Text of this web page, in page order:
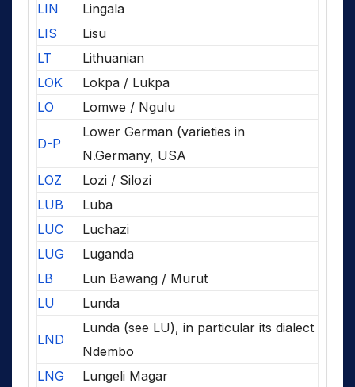
LIN
Lingala
LIS
Lisu
LT
Lithuanian
LOK
Lokpa / Lukpa
LO
Lomwe / Ngulu
D-P
Lower German (varieties in
N.Germany, USA
LOZ
Lozi / Silozi
LUB
Luba
LUC
Luchazi
LUG
Luganda
LB
Lun Bawang / Murut
LU
Lunda
LND
Lunda (see LU), in particular its dialect
Ndembo
LNG
Lungeli Magar